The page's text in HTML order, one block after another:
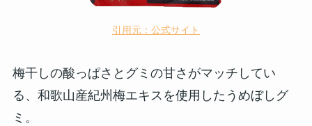
引用元：公式サイト
梅干しの酸っぱさとグミの甘さがマッチしてい
る、和歌山産紀州梅エキスを使用したうめぼしグ
ミ。